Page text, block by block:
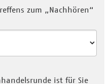
zum „Nachhören“
ist für Sie